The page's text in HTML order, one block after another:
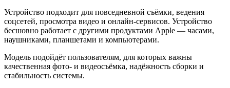
Устройство подходит для повседневной съёмки, ведения
соцсетей, просмотра видео и онлайн-сервисов. Устройство
бесшовно работает с другими продуктами Apple — часами,
наушниками, планшетами и компьютерами.
Модель подойдёт пользователям, для которых важны
качественная фото- и видеосъёмка, надёжность сборки и
стабильность системы.